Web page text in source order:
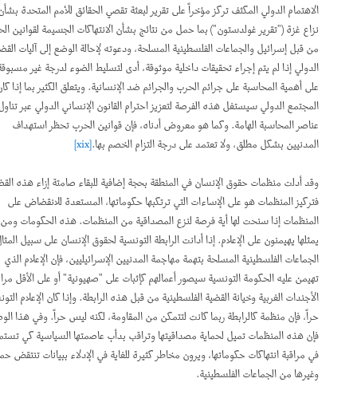
الاهتمام الدولي المكثف تركز مؤخراً على تقرير لبعثة تقصي الحقائق للأمم المتحدة بشأن
نزاع غزة ("تقرير غولدستون") بما حمل من نتائج بشأن الانتهاكات الجسيمة لقوانين الحرب
من قبل إسرائيل والجماعات الفلسطينية المسلحة، ودعوته لإحالة الوضع إلى آليات القضاء
الدولي إذا لم يتم إجراء تحقيقات داخلية موثوقة، أدى لتسليط الضوء لدرجة غير مسبوقة
على أهمية المحاسبة على جرائم الحرب والجرائم ضد الإنسانية. ويتعلق الكثير بما إذا كان
المجتمع الدولي سيستغل هذه الفرصة لتعزيز احترام القانون الإنساني الدولي عبر تناول
عناصر المحاسبة الهامة. وكما هو معروض أدناه، فإن قوانين الحرب تحظر استهداف
المدنيين بشكل مطلق، ولا تعتمد على درجة التزام الخصم بها.
وقد أدلت منظمات حقوق الإنسان في المنطقة بحجة إضافية للبقاء صامتة إزاء هذه القضية.
فتركيز المنظمات هو على الإساءات التي ترتكبها حكوماتها، المستعدة للانقضاض على
المنظمات إذا سنحت لها أية فرصة لنزع المصداقية من المنظمات. هذه الحكومات ومن
يمثلها يهيمنون على الإعلام. إذا أدانت الرابطة التونسية لحقوق الإنسان على سبيل المثال
الجماعات الفلسطينية المسلحة بتهمة مهاجمة المدنيين الإسرائيليين، فإن الإعلام الذي
تهيمن عليه الحكومة التونسية سيصور أعمالهم كإثبات على "صهيونية" أو على الأقل مراعاة
الأجندات الغربية وخيانة القضية الفلسطينية من قبل هذه الرابطة. وإذا كان الإعلام التونسي
حراً، فإن منظمة كالرابطة ربما كانت لتتمكن من المقاومة، لكنه ليس حراً. وفي هذا الوضع،
فإن هذه المنظمات تميل لحماية مصداقيتها وتراقب بدأب عاصمتها السياسية كي تستمر
في مراقبة انتهاكات حكوماتها، ويرون مخاطر كثيرة للغاية في الإدلاء ببيانات تنتقض حماس
وغيرها من الجماعات الفلسطينية.